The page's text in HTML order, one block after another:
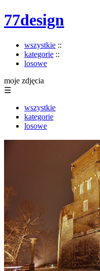
77design
wszystkie ::
kategorie ::
losowe
moje zdjęcia
☰
wszystkie
kategorie
losowe